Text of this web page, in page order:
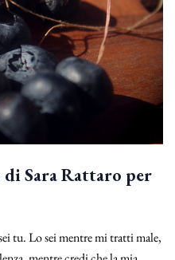
di Sara Rattaro per
tu. Lo sei mentre mi tratti male,